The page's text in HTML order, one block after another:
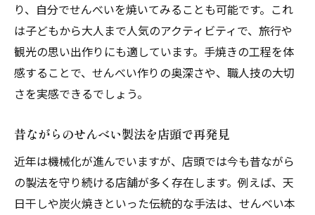
り、自分でせんべいを焼いてみることも可能です。これ
は子どもから大人まで人気のアクティビティで、旅行や
観光の思い出作りにも適しています。手焼きの工程を体
感することで、せんべい作りの奥深さや、職人技の大切
さを実感できるでしょう。
昔ながらのせんべい製法を店頭で再発見
近年は機械化が進んでいますが、店頭では今も昔ながら
の製法を守り続ける店舗が多く存在します。例えば、天
日干しや炭火焼きといった伝統的な手法は、せんべい本